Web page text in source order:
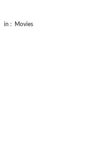
in : Movies